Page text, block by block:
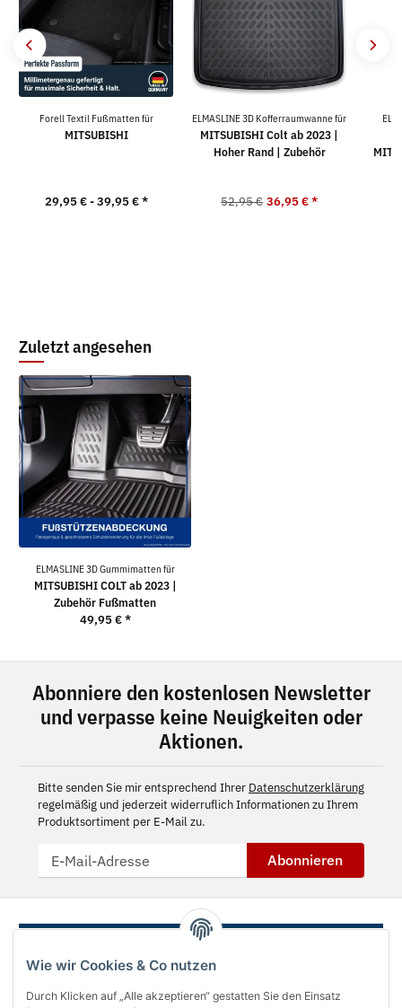
Wie wir Cookies & Co nutzen
Durch Klicken auf „Alle akzeptieren“ gestatten Sie den Einsatz
Forell Textil Fußmatten für
MITSUBISHI
29,95 € -39,95 €*
ELMASLINE 3D Kofferraumwanne für
MITSUBISHI Colt ab 2023 |
Hoher Rand | Zubehör
52,95 € 36,95 €*
Zuletzt angesehen
ELMASLINE 3D Gummimatten für
MITSUBISHI COLT ab 2023 |
Zubehör Fußmatten
49,95 €*
Abonniere den kostenlosen Newsletter
und verpasse keine Neuigkeiten oder
Aktionen.
Bitte senden Sie mir entsprechend Ihrer Datenschutzerklärung
regelmäßig und jederzeit widerruflich Informationen zu Ihrem
Produktsortiment per E-Mail zu.
Abonnieren